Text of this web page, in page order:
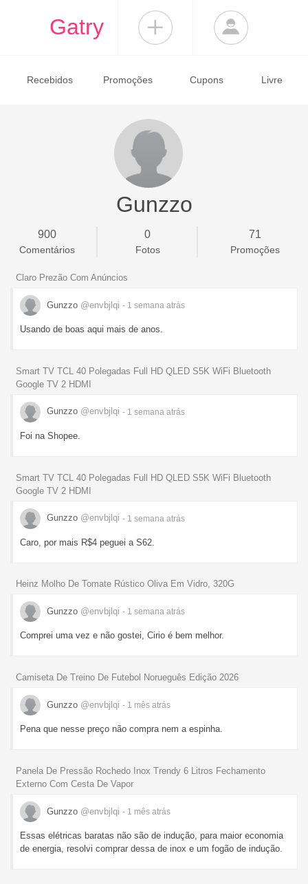
Gatry
Recebidos Promoções Cupons Livre
Gunzzo
900
Comentários
0
Fotos
71
Promoções
Claro Prezão Com Anúncios
Gunzzo @envbjlqi - 1 semana atrás
Usando de boas aqui mais de anos.
Smart TV TCL 40 Polegadas Full HD QLED S5K WiFi Bluetooth
Google TV 2 HDMI
Gunzzo @envbjlqi - 1 semana atrás
Foi na Shopee.
Smart TV TCL 40 Polegadas Full HD QLED S5K WiFi Bluetooth
Google TV 2 HDMI
Gunzzo @envbjlqi - 1 semana atrás
Caro, por mais R$4 peguei a S62.
Heinz Molho De Tomate Rústico Oliva Em Vidro, 320G
Gunzzo @envbjlqi - 1 semana atrás
Comprei uma vez e não gostei, Cirio é bem melhor.
Camiseta De Treino De Futebol Norueguês Edição 2026
Gunzzo @envbjlqi - 1 mês atrás
Pena que nesse preço não compra nem a espinha.
Panela De Pressão Rochedo Inox Trendy 6 Litros Fechamento
Externo Com Cesta De Vapor
Gunzzo @envbjlqi - 1 mês atrás
Essas elétricas baratas não são de indução, para maior economia
de energia, resolvi comprar dessa de inox e um fogão de indução.